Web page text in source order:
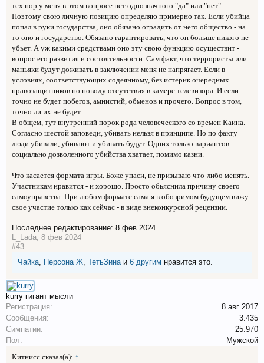
тех пор у меня в этом вопросе нет однозначного "да" или "нет".
Поэтому свою личную позицию определяю примерно так. Если убийца
попал в руки государства, оно обязано оградить от него общество - на
то оно и государство. Обязано гарантировать, что он больше никого не
убьет. А уж какими средствами оно эту свою функцию осуществит -
вопрос его развития и состоятельности. Сам факт, что террористы или
маньяки будут доживать в заключении меня не напрягает. Если в
условиях, соответствующих содеянному, без истерик очередных
правозащитников по поводу отсутствия в камере телевизора. И если
точно не будет побегов, амнистий, обменов и прочего. Вопрос в том,
точно ли их не будет.
В общем, тут внутренний порок рода человеческого со времен Каина.
Согласно шестой заповеди, убивать нельзя в принципе. Но по факту
люди убивали, убивают и убивать будут. Одних только вариантов
социально дозволенного убийства хватает, помимо казни.
Что касается формата игры. Боже упаси, не призываю что-либо менять.
Участникам нравится - и хорошо. Просто обьяснила причину своего
самоуправства. При любом формате сама я в обозримом будущем вижу
свое участие только как сейчас - в виде внеконкурсной рецензии.
Последнее редактирование: 8 фев 2024
L_Lada 8 фев 2024
#43
Чайка Персона Ж ТетьЗина и 6 другим нравится это.
kurry гигант мысли
Регистрация:
8 авг 2017
Сообщения:
3.435
Симпатии:
25.970
Пол:
Мужской
Китнисс сказал(а): ↑